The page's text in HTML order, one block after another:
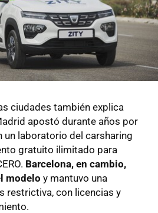
ciudades también explica
apostó durante años por
un laboratorio del carsharing
gratuito ilimitado para
Barcelona, en cambio,
modelo y mantuvo una
restrictiva, con licencias y